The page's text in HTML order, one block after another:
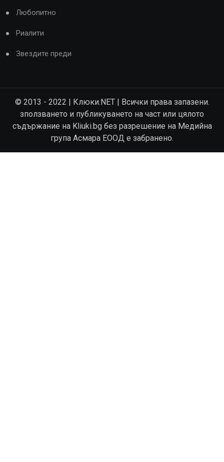
Любопитно
Риалити
Звездите преди
© 2013 - 2022 | Клюки.NET | Всички права запазени.
зползването и публикуването на част или цялото
съдържание на Kliuki.bg без разрешение на Медийна
група Асмара ЕООД е забранено.